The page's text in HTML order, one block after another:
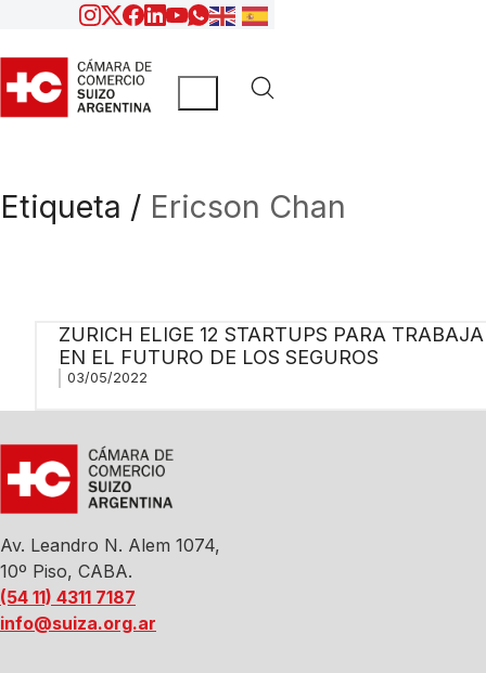
Etiqueta / Ericson Chan
ZURICH ELIGE 12 STARTUPS PARA
EN EL FUTURO DE LOS SEGUROS
03/05/2022
Av. Leandro N. Alem 1074,
10º Piso, CABA.
(54 11) 4311 7187
info@suiza.org.ar